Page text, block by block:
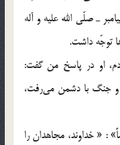
ـ صلّي الله عليه و آله
توجّه داشت.
او در پاسخ من گفت:
و جنگ با دشمن مي‌رفت،
: « خداوند، مجاهدان را